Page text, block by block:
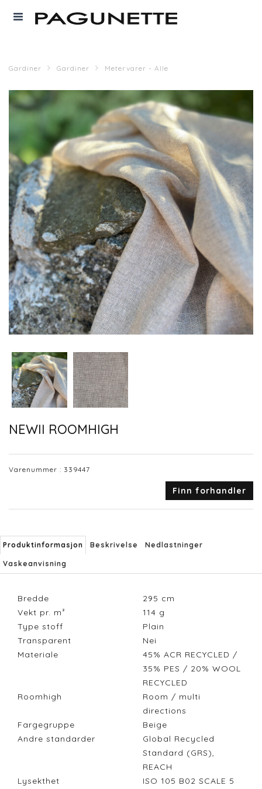
Gardiner Gardiner Metervarer - Alle
NEWII ROOMHIGH
Varenummer : 339447
Finn forhandler
Produktinformasjon Beskrivelse Nedlastninger
Vaskeanvisning
Bredde 295 cm
Vekt pr. m²
114 g
Type stoff
Plain
Transparent
Nei
Materiale
45% ACR RECYCLED /
35% PES / 20% WOOL
RECYCLED
Roomhigh
Room / multi
directions
Fargegruppe
Beige
Andre standarder
Global Recycled
Standard (GRS),
REACH
Lysekthet
ISO 105 B02 SCALE 5